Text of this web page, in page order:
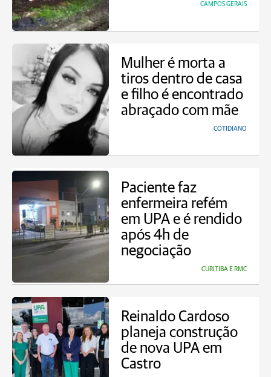
CAMPOS GERAIS
Mulher é morta a
tiros dentro de casa
e filho é encontrado
abraçado com mãe
COTIDIANO
Paciente faz
enfermeira refém
em UPA e é rendido
após 4h de
negociação
CURITIBA E RMC
Reinaldo Cardoso
planeja construção
de nova UPA em
Castro